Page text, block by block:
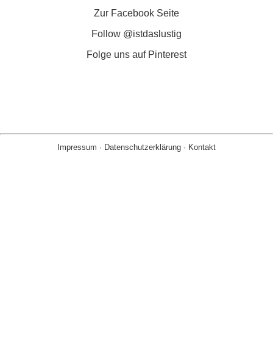
Zur Facebook Seite
Follow @istdaslustig
Folge uns auf Pinterest
Impressum · Datenschutzerklärung · Kontakt